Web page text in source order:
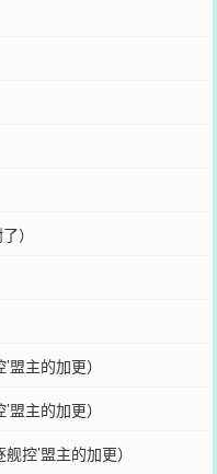
）
主的加更）
主的加更）
控’盟主的加更）